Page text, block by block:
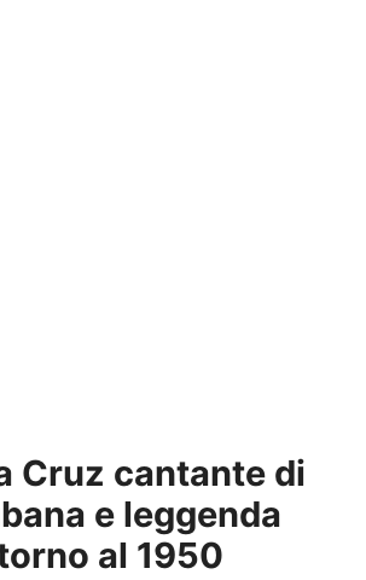
Cruz cantante di
e leggenda
al 1950